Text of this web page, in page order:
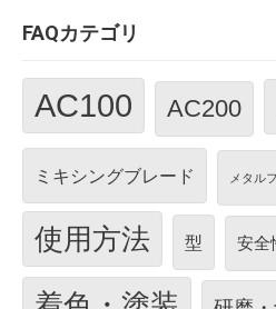
FAQカテゴリ
AC100 AC200
ミキシングブレード メタル
使用方法 型 安全